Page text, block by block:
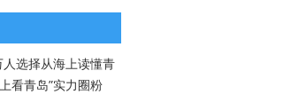
人选择从海上读懂青
看青岛”实力圈粉